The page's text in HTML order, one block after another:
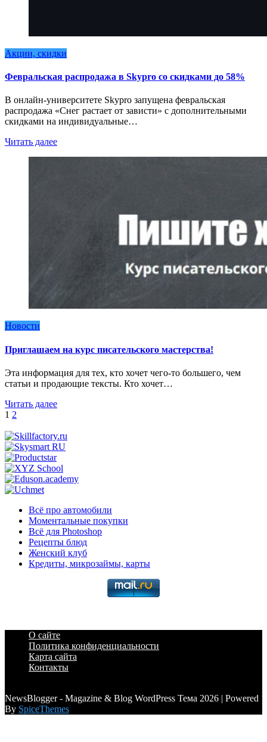
Акции, скидки
Февральская распродажа в Skypro со скидками до 58%
В онлайн-университете Skypro запущена февральская
распродажа «Снег растает от зависти» с дополнительными
скидками на индивидуальные…
Читать далее
Новости
Приглашаем на курс писательского мастерства!
Эта информация для тех, кто хочет чего-то большего, чем
статьи и продающие тексты. Кто хочет…
Читать далее
Пагинация
записей
1 2
Всё про автомобили
Моментальные покупки
Всё для Photoshop
Рецепты блюд
Женский клуб
Кредиты, микрозаймы, карты
О сайте
Политика конфиденциальности
Карта сайта
Контакты
NewsBlogger - Magazine & Blog WordPress Тема 2026 | Powered
By SpiceThemes